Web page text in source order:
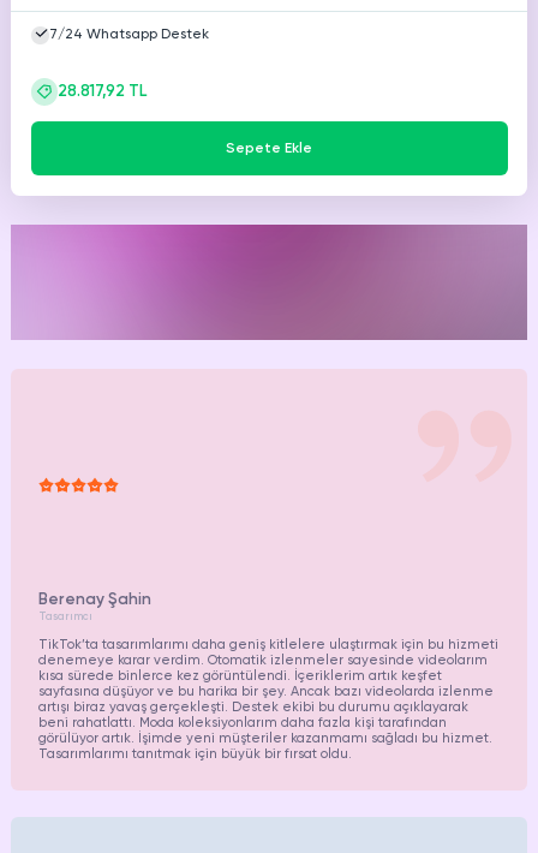
7/24 Whatsapp Destek
28.817,92 TL
Sepete Ekle
Berenay Şahin
Tasarımcı
TikTok’ta tasarımlarımı daha geniş kitlelere ulaştırmak için bu hizmeti
denemeye karar verdim. Otomatik izlenmeler sayesinde videolarım
kısa sürede binlerce kez görüntülendi. İçeriklerim artık keşfet
sayfasına düşüyor ve bu harika bir şey. Ancak bazı videolarda izlenme
artışı biraz yavaş gerçekleşti. Destek ekibi bu durumu açıklayarak
beni rahatlattı. Moda koleksiyonlarım daha fazla kişi tarafından
görülüyor artık. İşimde yeni müşteriler kazanmamı sağladı bu hizmet.
Tasarımlarımı tanıtmak için büyük bir fırsat oldu.